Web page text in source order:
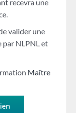
recevra une
valider une
par NLPNL et
Maître